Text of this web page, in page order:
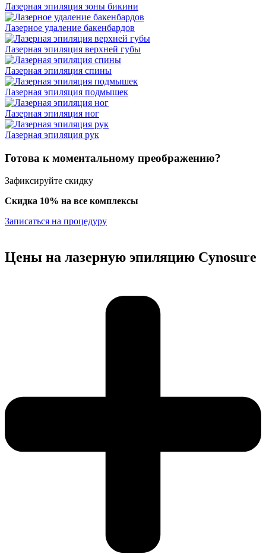
Лазерная эпиляция зоны бикини
Лазерное удаление бакенбардов
Лазерная эпиляция верхней губы
Лазерная эпиляция спины
Лазерная эпиляция подмышек
Лазерная эпиляция ног
Лазерная эпиляция рук
Готова к моментальному преображению?
Зафиксируйте скидку
Скидка 10% на все комплексы
Записаться на процедуру
Цены на лазерную эпиляцию Cynosure